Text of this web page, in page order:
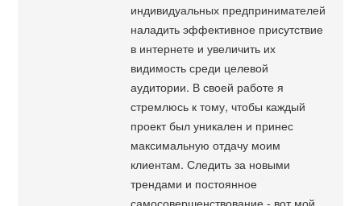
индивидуальных предпринимателей
наладить эффективное присутствие
в интернете и увеличить их
видимость среди целевой
аудитории. В своей работе я
стремлюсь к тому, чтобы каждый
проект был уникален и принес
максимальную отдачу моим
клиентам. Следить за новыми
трендами и постоянное